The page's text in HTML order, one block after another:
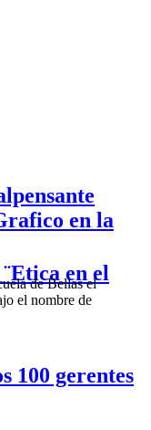
en el
100 gerentes
en la
de Bellas el
el nombre de